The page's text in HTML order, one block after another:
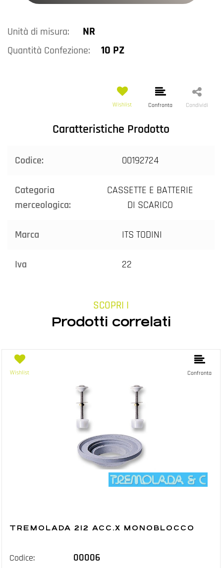
Unità di misura: NR
Quantità Confezione: 10 PZ
Wishlist Confronta Condividi
Caratteristiche Prodotto
Codice: 00192724
Categoria
merceologica:
CASSETTE E BATTERIE
DI SCARICO
Marca ITS TODINI
Iva 22
SCOPRI I
Prodotti correlati
Wishlist Confronta
TREMOLADA 212 ACC.X MONOBLOCCO
Codice: 00006